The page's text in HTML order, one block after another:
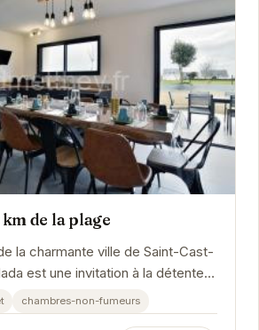
de la plage
la charmante ville de Saint-Cast-
est une invitation à la détente.
modernes et son...
chambres-non-fumeurs